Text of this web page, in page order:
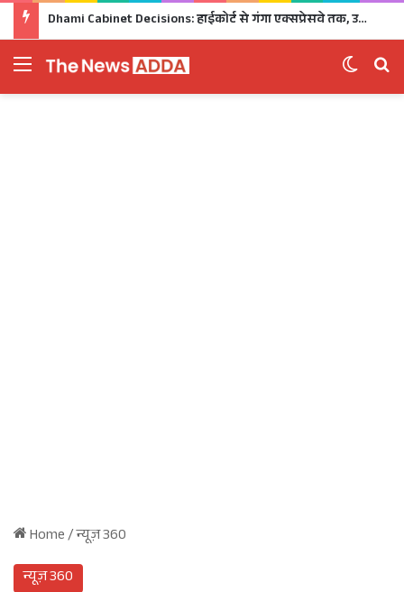
Dhami Cabinet Decisions: हाईकोर्ट से गंगा एक्सप्रेसवे तक, उत्तराखंड कैबिनेट के बड़े फैसले Click
Menu
Home/न्यूज़ 360
न्यूज़ 360